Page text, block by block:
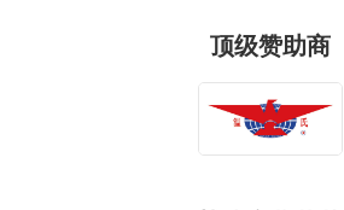
顶级赞助商